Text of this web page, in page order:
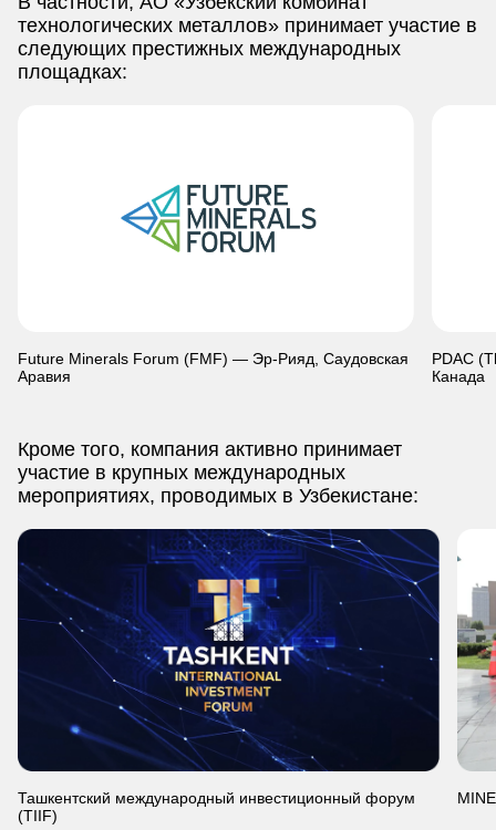
технологических металлов» принимает участие в
следующих престижных международных
площадках:
Future Minerals Forum (FMF) — Эр-Рияд, Саудовская
Аравия
PDAC
Канада
Кроме того, компания активно принимает
участие в крупных международных
мероприятиях, проводимых в Узбекистане:
Ташкентский международный инвестиционный форум
(TIIF)